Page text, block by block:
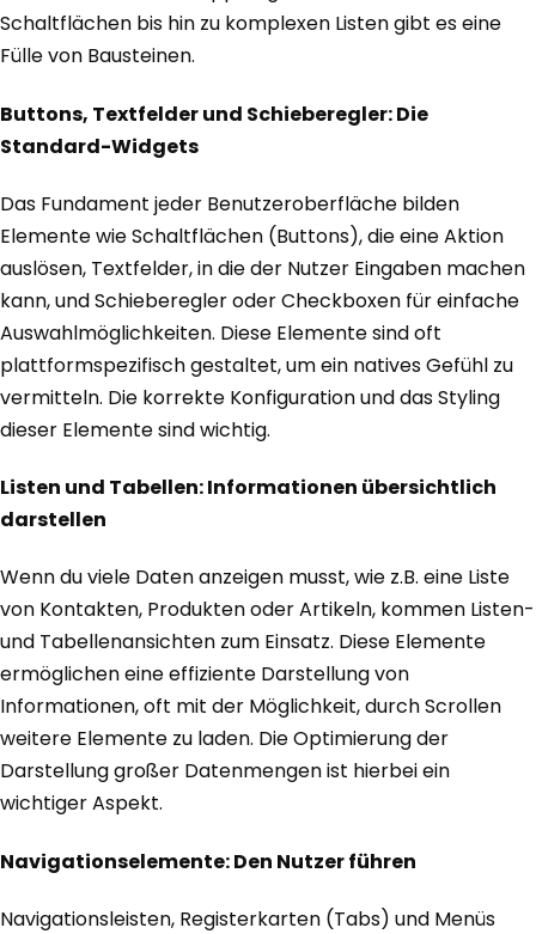
Schaltflächen bis hin zu komplexen Listen gibt es eine
Fülle von Bausteinen.
Buttons, Textfelder und Schieberegler: Die
Standard-Widgets
Das Fundament jeder Benutzeroberfläche bilden
Elemente wie Schaltflächen (Buttons), die eine Aktion
auslösen, Textfelder, in die der Nutzer Eingaben machen
kann, und Schieberegler oder Checkboxen für einfache
Auswahlmöglichkeiten. Diese Elemente sind oft
plattformspezifisch gestaltet, um ein natives Gefühl zu
vermitteln. Die korrekte Konfiguration und das Styling
dieser Elemente sind wichtig.
Listen und Tabellen: Informationen übersichtlich
darstellen
Wenn du viele Daten anzeigen musst, wie z.B. eine Liste
von Kontakten, Produkten oder Artikeln, kommen Listen-
und Tabellenansichten zum Einsatz. Diese Elemente
ermöglichen eine effiziente Darstellung von
Informationen, oft mit der Möglichkeit, durch Scrollen
weitere Elemente zu laden. Die Optimierung der
Darstellung großer Datenmengen ist hierbei ein
wichtiger Aspekt.
Navigationselemente: Den Nutzer führen
Navigationsleisten, Registerkarten (Tabs) und Menüs